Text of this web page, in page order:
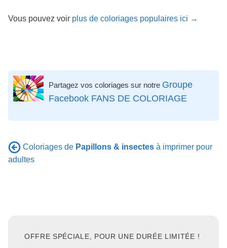
Vous pouvez voir plus de coloriages populaires ici →
Partagez vos coloriages sur notre Groupe
Facebook FANS DE COLORIAGE
Coloriages de Papillons & insectes à imprimer pour
adultes
OFFRE SPÉCIALE, POUR UNE DURÉE LIMITÉE !